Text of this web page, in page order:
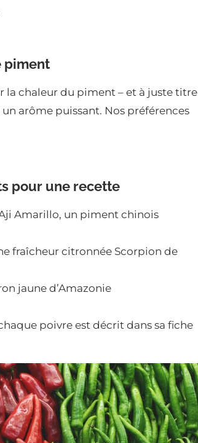
piment
la chaleur du piment – et à juste titre
arôme puissant. Nos préférences
pour une recette
Amarillo, un piment chinois
fraîcheur citronnée Scorpion de
jaune d’Amazonie
poivre est décrit dans sa fiche